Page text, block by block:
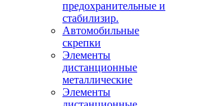
предохранительные и
стабилизир.
Автомобильные
скрепки
Элементы
дистанционные
металлические
Элементы